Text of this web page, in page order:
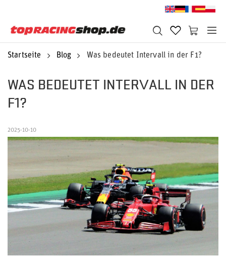
Startseite Blog Was bedeutet Intervall in der F1?
WAS BEDEUTET INTERVALL IN DER
F1?
2025-10-10